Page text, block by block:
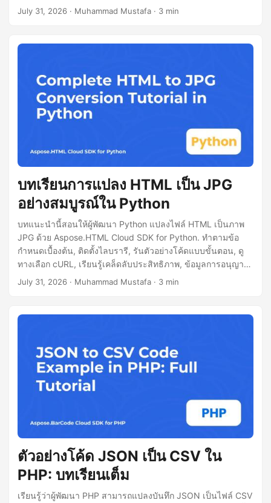
ข้อมูลการให้สิทธิ์ใช้งาน.
July 31, 2026 · Muhammad Mustafa · 3 min
บทเรียนการแปลง HTML เป็น JPG
อย่างสมบูรณ์ใน Python
บทแนะนำนี้สอนให้ผู้พัฒนา Python แปลงไฟล์ HTML เป็นภาพ
JPG ด้วย Aspose.HTML Cloud SDK for Python. ทำตามข้อ
กำหนดเบื้องต้น, ติดตั้งไลบรารี, รันตัวอย่างโค้ดแบบขั้นตอน, ดู
ทางเลือก cURL, เรียนรู้เคล็ดลับประสิทธิภาพ, ข้อมูลการอนุญาต
ใช้งาน.
July 31, 2026 · Muhammad Mustafa · 3 min
ตัวอย่างโค้ด JSON เป็น CSV ใน
PHP: บทเรียนเต็ม
เรียนรู้ว่าผู้พัฒนา PHP สามารถแปลงบันทึก JSON เป็นไฟล์ CSV